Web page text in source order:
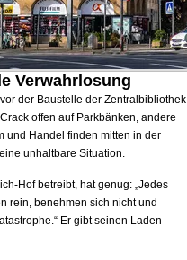
Verwahrlosung
der Baustelle der Zentralbibliothek
offen auf Parkbänken, andere
und Handel finden mitten in der
unhaltbare Situation.
Hof betreibt, hat genug: „Jedes
rein, benehmen sich nicht und
Er gibt seinen Laden